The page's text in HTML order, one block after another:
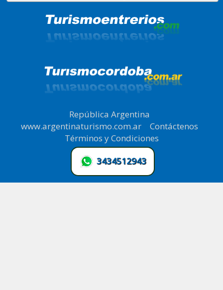
República Argentina
www.argentinaturismo.com.ar| Contáctenos
Términos y Condiciones
3434512943